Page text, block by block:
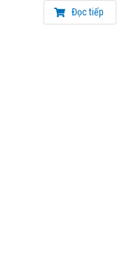
Đọc tiếp